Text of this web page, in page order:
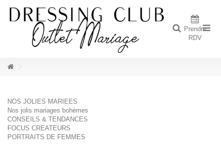
Prendre
RDV
NOS JOLIES MARIEES
Nos jolis mariages bohèmes
CONSEILS & TENDANCES
FOCUS CREATEURS
PORTRAITS DE FEMMES